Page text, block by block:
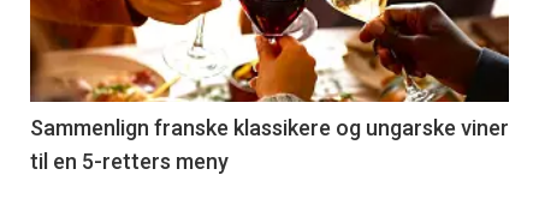
nå
-
5
Sammenlign franske klassikere og ungarske viner
til en 5-retters meny